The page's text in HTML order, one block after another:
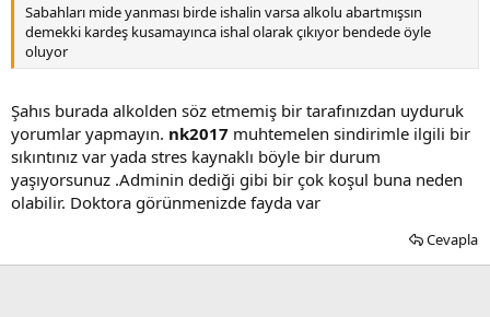
Sabahları mide yanması birde ishalin varsa alkolu abartmışsın
demekki kardeş kusamayınca ishal olarak çıkıyor bendede öyle
oluyor
Şahıs burada alkolden söz etmemiş bir tarafınızdan uyduruk
yorumlar yapmayın. nk2017 muhtemelen sindirimle ilgili bir
sıkıntınız var yada stres kaynaklı böyle bir durum
yaşıyorsunuz .Adminin dediği gibi bir çok koşul buna neden
olabilir. Doktora görünmenizde fayda var
Cevapla